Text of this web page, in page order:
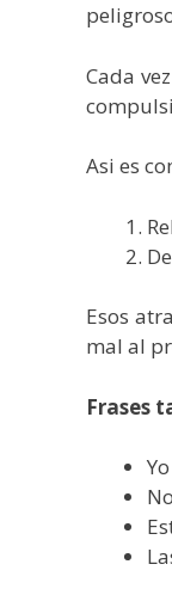
Cada
Asi es
Esos
mal al
Frases